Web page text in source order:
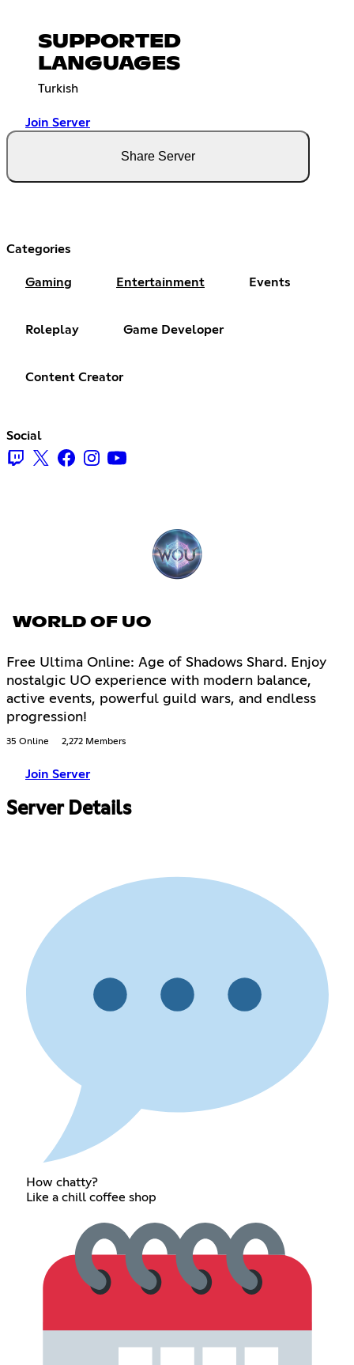
SUPPORTED
LANGUAGES
Turkish
Join Server
Share Server
Categories
Gaming Entertainment Events
Roleplay Game Developer
Content Creator
Social
WORLD OF UO
Free Ultima Online: Age of Shadows Shard. Enjoy
nostalgic UO experience with modern balance,
active events, powerful guild wars, and endless
progression!
35 Online 2,272 Members
Join Server
Server Details
How chatty?
Like a chill coffee shop